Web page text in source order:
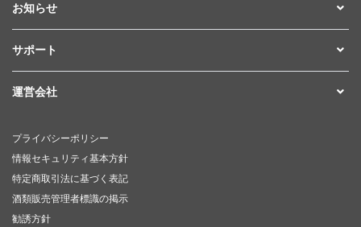
お知らせ
サポート
運営会社
プライバシーポリシー
情報セキュリティ基本方針
特定商取引法に基づく表記
酒類販売管理者標識の掲示
勧誘方針